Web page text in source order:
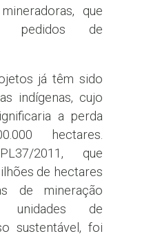
que
pedidos de
já têm sido
indígenas, cujo
a perda
hectares.
2011, que
de hectares
de mineração
unidades de
sustentável, foi